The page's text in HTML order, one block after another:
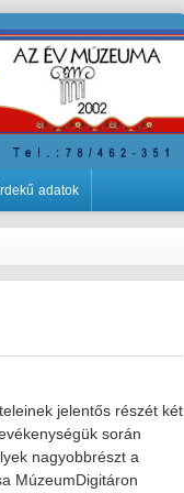
adatok
jelentős részét két
során
nagyobbrészt a
MúzeumDigitáron